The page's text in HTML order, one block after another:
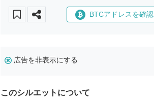
BTCアドレスを確認
広告を非表示にする
このシルエットについて